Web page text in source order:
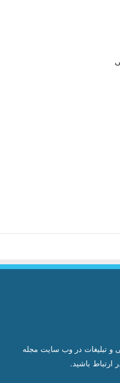
و تبلیغات در وب سایت مجله
ارتباط باشید.